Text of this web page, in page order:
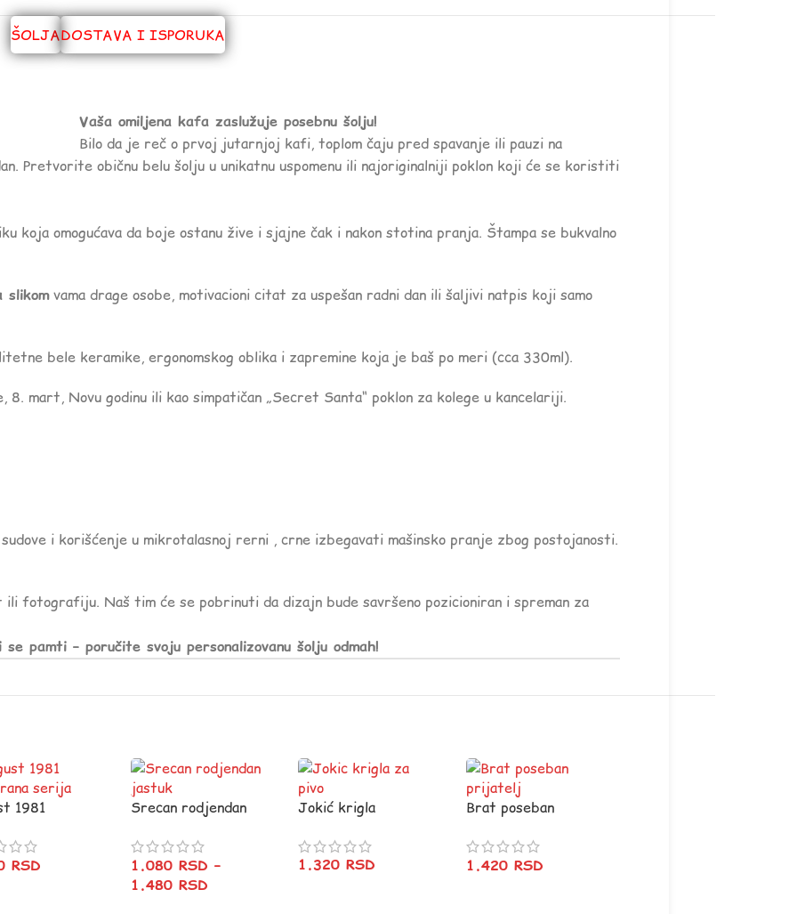
ŠOLJADOSTAVA I ISPORUKA
Vaša omiljena kafa zaslužuje posebnu šolju!
Bilo da je reč o prvoj jutarnjoj kafi, toplom čaju pred spavanje ili pauzi na
Pretvorite običnu belu šolju u unikatnu uspomenu ili najoriginalniji poklon koji će se koristiti
koja omogućava da boje ostanu žive i sjajne čak i nakon stotina pranja. Štampa se bukvalno
slikomvama drage osobe, motivacioni citat za uspešan radni dan ili šaljivi natpis koji samo
bele keramike, ergonomskog oblika i zapremine koja je baš po meri (cca 330ml).
mart, Novu godinu ili kao simpatičan „Secret Santa“ poklon za kolege u kancelariji.
i korišćenje u mikrotalasnoj rerni , crne izbegavati mašinsko pranje zbog postojanosti.
fotografiju. Naš tim će se pobrinuti da dizajn bude savršeno pozicioniran i spreman za
pamti – poručite svoju personalizovanu šolju odmah!
1981
RSD
Srecan rodjendan
1.080 RSD –
1.480 RSD
Jokić krigla
1.320RSD
Brat poseban
1.420 RSD